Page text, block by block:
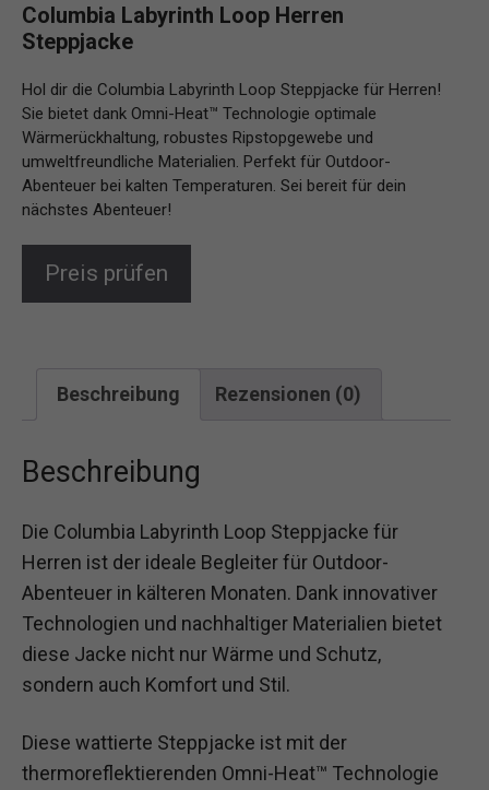
Columbia Labyrinth Loop Herren
Steppjacke
Hol dir die Columbia Labyrinth Loop Steppjacke für Herren!
Sie bietet dank Omni-Heat™ Technologie optimale
Wärmerückhaltung, robustes Ripstopgewebe und
umweltfreundliche Materialien. Perfekt für Outdoor-
Abenteuer bei kalten Temperaturen. Sei bereit für dein
nächstes Abenteuer!
Preis prüfen
Beschreibung Rezensionen (0)
Beschreibung
Die Columbia Labyrinth Loop Steppjacke für
Herren ist der ideale Begleiter für Outdoor-
Abenteuer in kälteren Monaten. Dank innovativer
Technologien und nachhaltiger Materialien bietet
diese Jacke nicht nur Wärme und Schutz,
sondern auch Komfort und Stil.
Diese wattierte Steppjacke ist mit der
thermoreflektierenden Omni-Heat™ Technologie